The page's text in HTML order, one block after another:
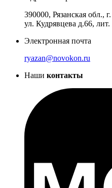
390000, Рязанская обл.,
ул. Кудрявцева д.66,
Электронная почта
ryazan@novokon.ru
Наши контакты